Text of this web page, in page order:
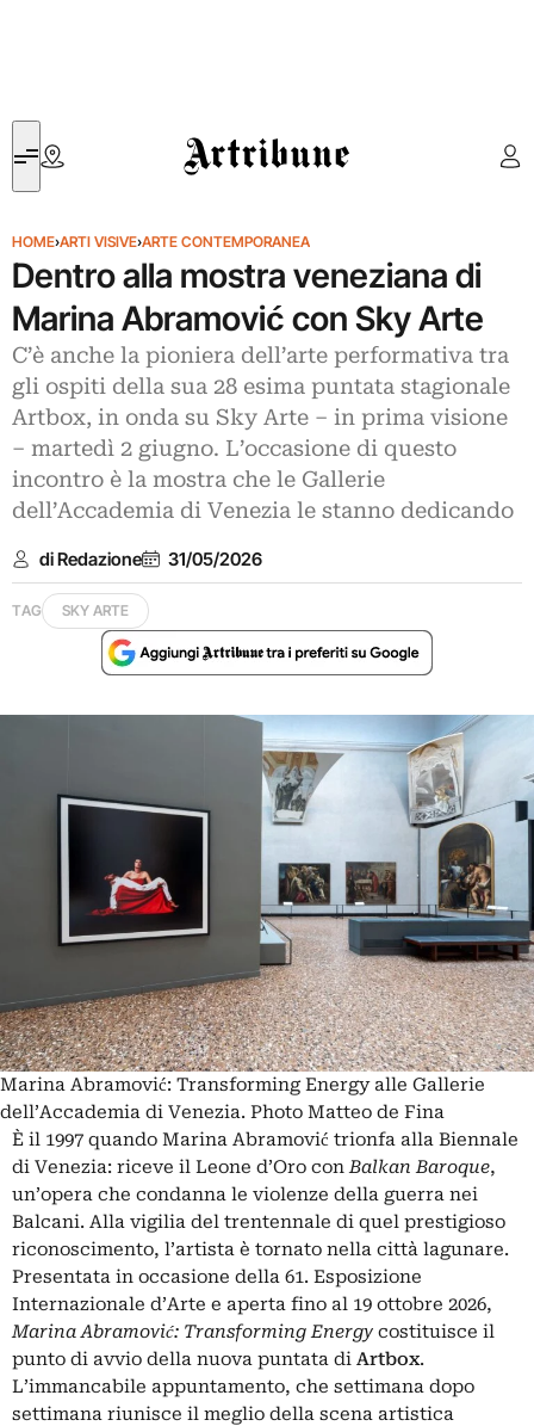
Artribune
HOME›ARTI VISIVE›ARTE CONTEMPORANEA
Dentro alla mostra veneziana di
Marina Abramović con Sky Arte
C’è anche la pioniera dell’arte performativa tra
gli ospiti della sua 28 esima puntata stagionale
Artbox, in onda su Sky Arte – in prima visione
– martedì 2 giugno. L’occasione di questo
incontro è la mostra che le Gallerie
dell’Accademia di Venezia le stanno dedicando
di Redazione 31/05/2026
TAG SKY ARTE
Marina Abramović: Transforming Energy alle Gallerie
dell’Accademia di Venezia. Photo Matteo de Fina
È il 1997 quando Marina Abramović trionfa alla Biennale
di Venezia: riceve il Leone d’Oro conBalkan Baroque,
un’opera che condanna le violenze della guerra nei
Balcani. Alla vigilia del trentennale di quel prestigioso
riconoscimento, l’artista è tornato nella città lagunare.
Presentata in occasione della 61. Esposizione
Internazionale d’Arte e aperta fino al 19 ottobre 2026,
Marina Abramović: Transforming Energy costituisce il
punto di avvio della nuova puntata di Artbox.
L’immancabile appuntamento, che settimana dopo
settimana riunisce il meglio della scena artistica